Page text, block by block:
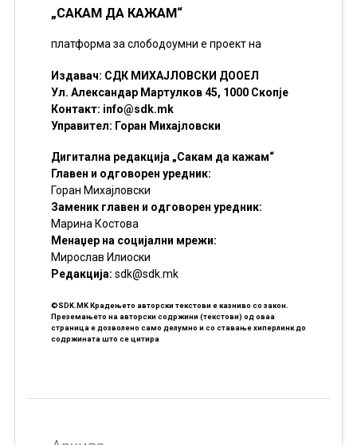
„САКАМ ДА КАЖАМ“
платформа за слободоумни е проект на
Издавач: СДК МИХАЈЛОВСКИ ДООЕЛ
Ул. Александар Мартулков 45, 1000 Скопје
Контакт: info@sdk.mk
Управител: Горан Михајловски
Дигитална редакција „Сакам да кажам“
Главен и одговорен уредник:
Горан Михајловски
Заменик главен и одговорен уредник:
Марина Костова
Менаџер на социјални мрежи:
Мирослав Илиоски
Редакцијa: sdk@sdk.mk
©SDK.MK Крадењето авторски текстови е казниво со закон.
Преземањето на авторски содржини (текстови) од оваа
страница е дозволено само делумно и со ставање хиперлинк до
содржината што се цитира